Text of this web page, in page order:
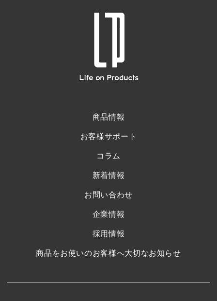
商品情報
お客様サポート
コラム
新着情報
お問い合わせ
企業情報
採用情報
商品をお使いのお客様へ大切なお知らせ